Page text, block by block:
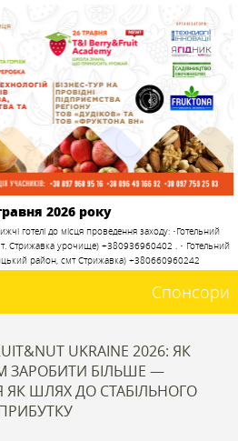
2026 року
готелі до місця проведення заходу: •Готельний
Стрижавка урочище) +380936960402 . • Готельний
район, смт Стрижавка) +380660960242
Спонсори
UKRAINE 2026: ЯК
ЗАРОБИТИ БІЛЬШЕ —
ШЛЯХ ДО СТАБІЛЬНОГО